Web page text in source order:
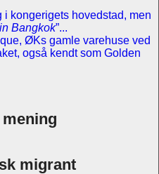
i kongerigets hovedstad, men
Bangkok”...
ØKs gamle varehuse ved
også kendt som Golden
migrant